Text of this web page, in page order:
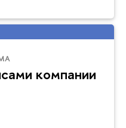
компании